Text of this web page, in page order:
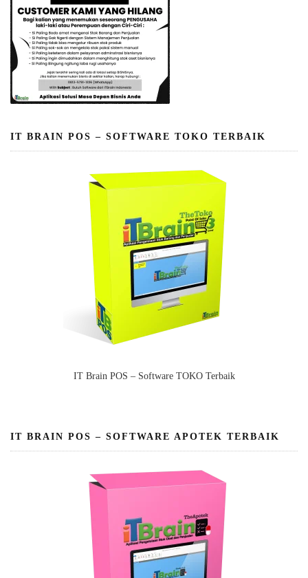
IT BRAIN POS – SOFTWARE TOKO TERBAIK
IT Brain POS – Software TOKO Terbaik
IT BRAIN POS – SOFTWARE APOTEK TERBAIK